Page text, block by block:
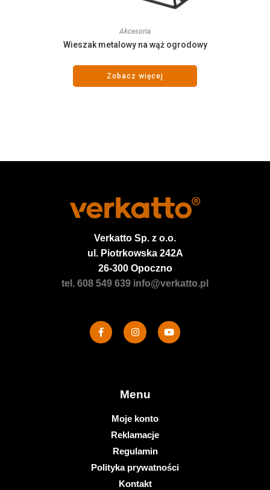
Akcesoria
Wieszak metalowy na wąż ogrodowy
Zobacz więcej
Verkatto Sp. z o.o.
ul. Piotrkowska 242A
26-300 Opoczno
tel. 608 549 639 info@verkatto.pl
Menu
Moje konto
Reklamacje
Regulamin
Polityka prywatności
Kontakt